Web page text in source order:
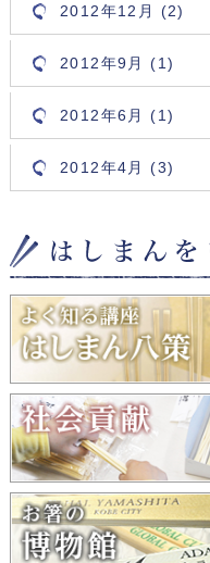
2012年12月 (2)
2012年9月 (1)
2012年6月 (1)
2012年4月 (3)